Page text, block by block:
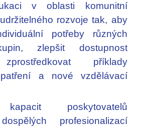
v oblasti komunitní
rozvoje tak, aby
potřeby různých
zlepšit dostupnost
příklady
a nové vzdělávací
poskytovatelů
profesionalizací